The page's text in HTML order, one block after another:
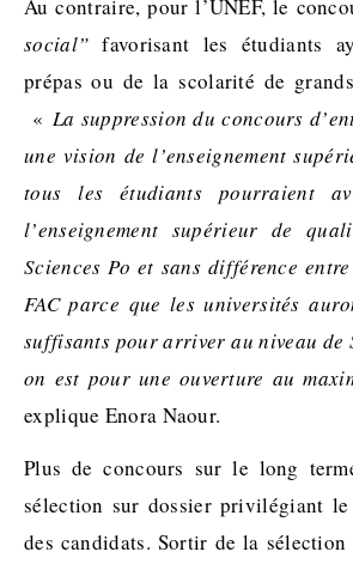
Au contraire, pour l’UNEF, le
social” favorisant les étudiants
prépas ou de la scolarité de
« La suppression du concours
une vision de l’enseignement
tous les étudiants pourraient
l’enseignement supérieur de
Sciences Po et sans différence
FAC parce que les universités
suffisants pour arriver au niveau de
on est pour une ouverture au
explique Enora Naour.
Plus de concours sur le long
sélection sur dossier privilégiant
des candidats. Sortir de la sélection